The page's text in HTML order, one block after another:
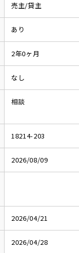
売主/貸主
あり
2年0ヶ月
なし
相談
18214-203
2026/08/09
2026/04/21
2026/04/28